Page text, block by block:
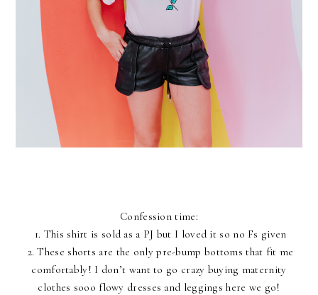
Confession time:
1. This shirt is sold as a PJ but I loved it so no Fs given
2. These shorts are the only pre-bump bottoms that fit me
comfortably! I don’t want to go crazy buying maternity
clothes sooo flowy dresses and leggings here we go!